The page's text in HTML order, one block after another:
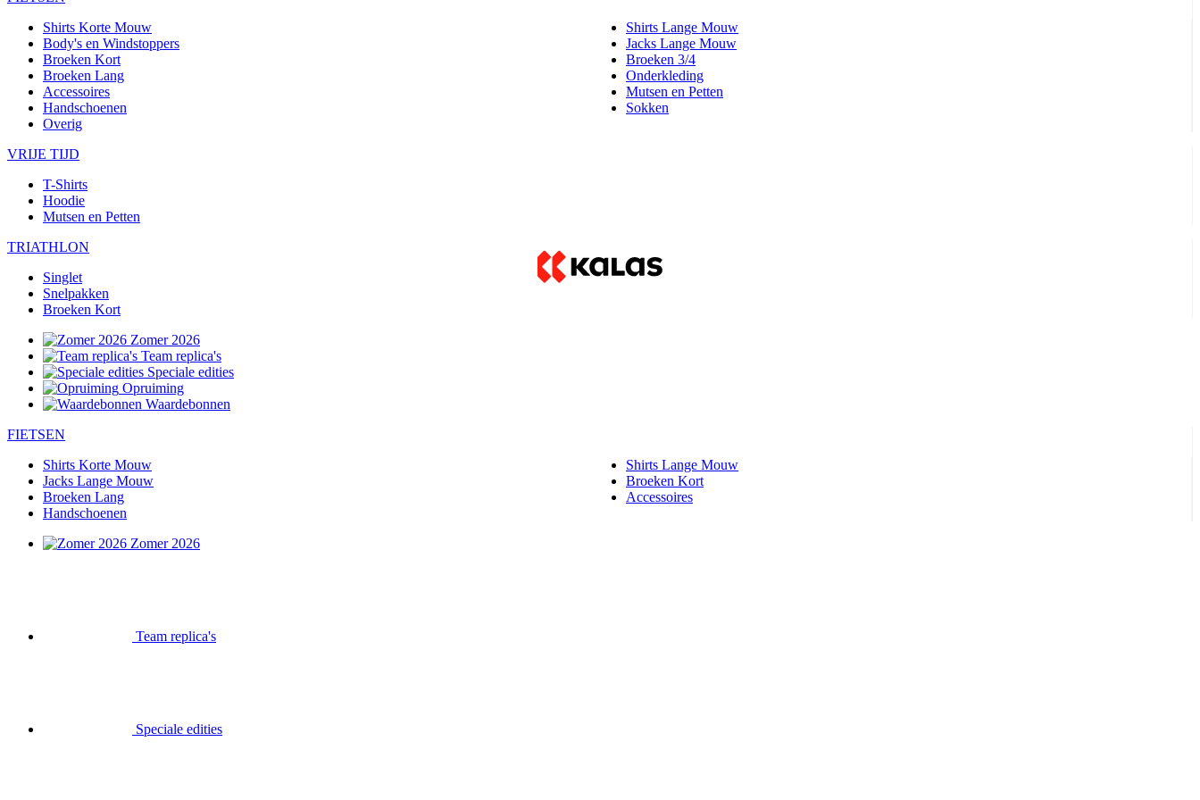
Shirts Korte Mouw
Shirts Lange Mouw
Body's en Windstoppers
Jacks Lange Mouw
Broeken Kort
Broeken 3/4
Broeken Lang
Onderkleding
Accessoires
Mutsen en Petten
Handschoenen
Sokken
Overig
VRIJE TIJD
T-Shirts
Hoodie
Mutsen en Petten
TRIATHLON
Singlet
Snelpakken
Broeken Kort
Zomer 2026
Team replica's
Speciale edities
Opruiming
Waardebonnen
FIETSEN
Shirts Korte Mouw
Shirts Lange Mouw
Jacks Lange Mouw
Broeken Kort
Broeken Lang
Accessoires
Handschoenen
Zomer 2026